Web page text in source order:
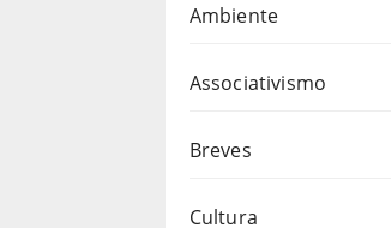
Ambiente
Associativismo
Breves
Cultura